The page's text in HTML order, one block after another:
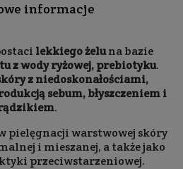
informacje
lekkiego żeluna bazie
z wody ryżowej, prebiotyku.
z niedoskonałościami,
sebum, błyszczeniem i
.
pielęgnacji warstwowej skóry
i mieszanej, a także jako
przeciwstarzeniowej.